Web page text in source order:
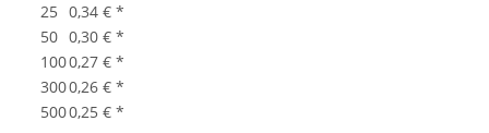
25 0,34 € *
50 0,30 € *
1000,27 € *
3000,26 € *
5000,25 € *